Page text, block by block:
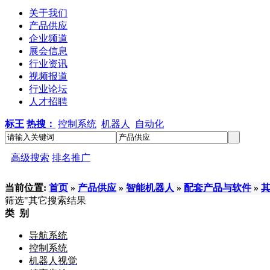
关于我们
产品供应
企业频道
展会信息
行业资讯
视频报道
行业论坛
人才招聘
标王 热搜： 控制系统 机器人 自动化
高级搜索 排名推广
当前位置: 首页 » 产品供应 » 智能机器人 » 配套产品与软件»
筛选"其它搜索结果
类 别
导航系统
控制系统
机器人视觉